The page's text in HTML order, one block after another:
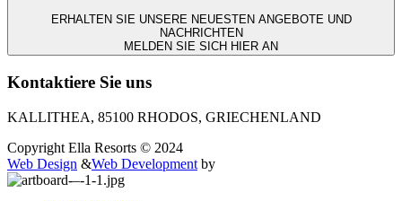
ERHALTEN SIE UNSERE NEUESTEN ANGEBOTE UND
NACHRICHTEN
MELDEN SIE SICH HIER AN
Kontaktiere Sie uns
KALLITHEA, 85100 RHODOS, GRIECHENLAND
Copyright Ella Resorts © 2024
Web Design &Web Development by